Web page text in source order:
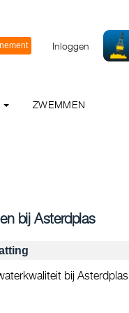
Inloggen
ZWEMMEN
bij Asterdplas
bij Asterdplas